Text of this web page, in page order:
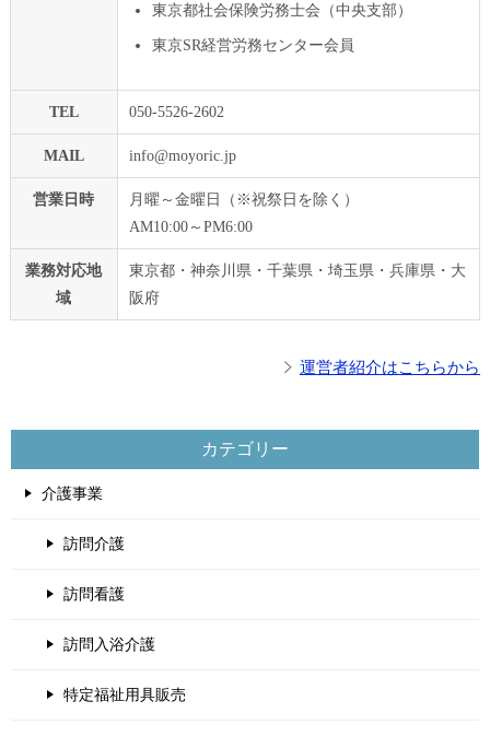
東京都社会保険労務士会（中央支部）
東京SR経営労務センター会員
TEL 050-5526-2602
MAIL info@moyoric.jp
営業日時
月曜～金曜日（※祝祭日を除く）
AM10:00～PM6:00
業務対応地
域
東京都・神奈川県・千葉県・埼玉県・兵庫県・大
阪府
運営者紹介はこちらから
カテゴリー
介護事業
訪問介護
訪問看護
訪問入浴介護
特定福祉用具販売